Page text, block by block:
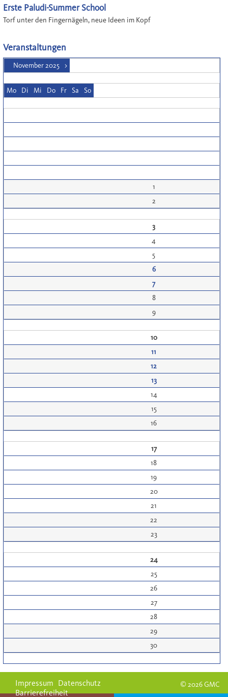
Erste Paludi-Summer School
Torf unter den Fingernägeln, neue Ideen im Kopf
Veranstaltungen
November 2025 >
Mo Di Mi Do Fr Sa So
1
2
3
4
5
6
7
8
9
10
11
12
13
14
15
16
17
18
19
20
21
22
23
24
25
26
27
28
29
30
© 2026 GMC
Impressum Datenschutz
Barrierefreiheit